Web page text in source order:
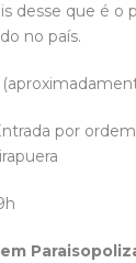
desse que é o
no país.
por